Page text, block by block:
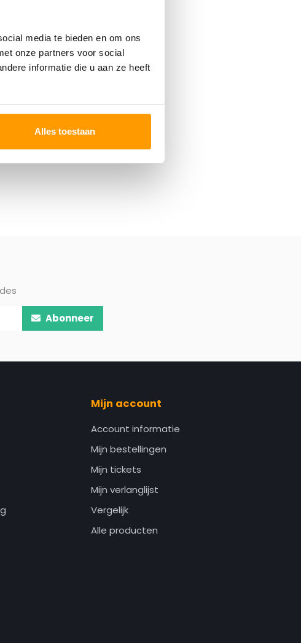
media te bieden en om ons
onze partners voor social
informatie die u aan ze heeft
Alles toestaan
Abonneer
Mijn account
Account informatie
Mijn bestellingen
Mijn tickets
Mijn verlanglijst
Vergelijk
Alle producten